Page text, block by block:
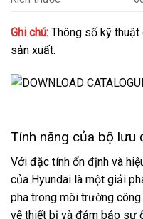
Ghi chú: Thông số kỹ
sản xuất.
Tính năng của bộ lưu
Với đặc tính ổn định và
của Hyundai là một giải
pha trong môi trường
vệ thiết bị và đảm bảo sự